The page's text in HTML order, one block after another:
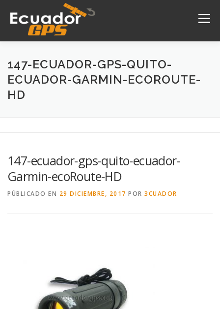
contenido
Menú
INICIO NOSOTROS PRODUCTOS
DRONES
147-ECUADOR-GPS-QUITO-
ECUADOR-GARMIN-ECOROUTE-
HD
147-ecuador-gps-quito-ecuador-
Garmin-ecoRoute-HD
PÚBLICADO EN 29 DICIEMBRE, 2017 POR 3CUADOR